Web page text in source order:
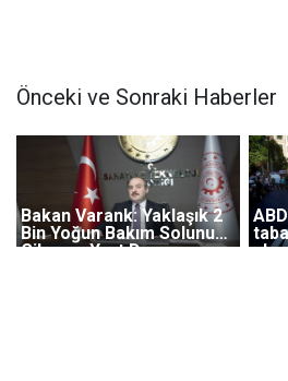
Önceki ve Sonraki Haberler
Bakan Varank: Yaklaşık 2
Bin Yoğun Bakım Solunum
Cihazını Yurt Dışına